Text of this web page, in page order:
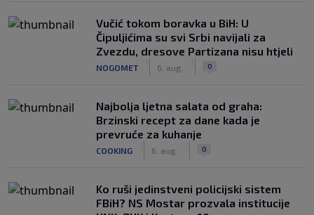
Vučić tokom boravka u BiH: U
Čipuljićima su svi Srbi navijali za
Zvezdu, dresove Partizana nisu htjeli
NOGOMET 6. aug. 0
Najbolja ljetna salata od graha:
Brzinski recept za dane kada je
prevruće za kuhanje
COOKING 6. aug. 0
Ko ruši jedinstveni policijski sistem
FBiH? NS Mostar prozvala institucije